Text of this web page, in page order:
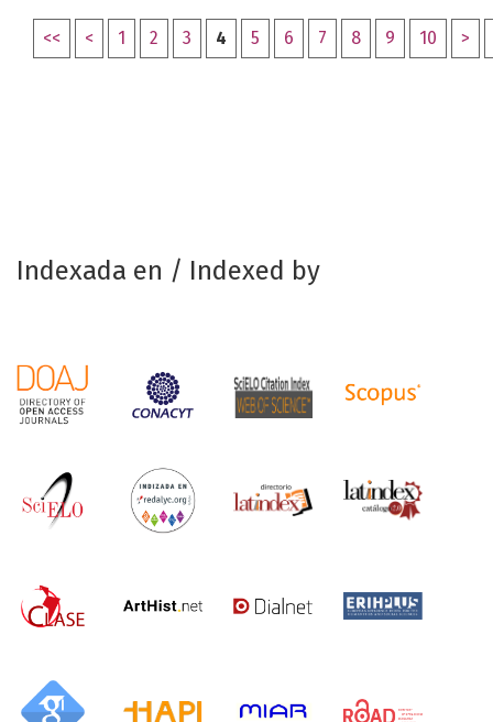
<< < 1 2 3 4 5 6 7 8 9 10 >
Indexada en / Indexed by